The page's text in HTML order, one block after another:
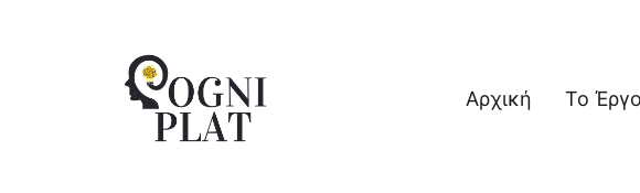
A Gaming PLATform for Restoration of COGNItive
Αρχική Το Έργο